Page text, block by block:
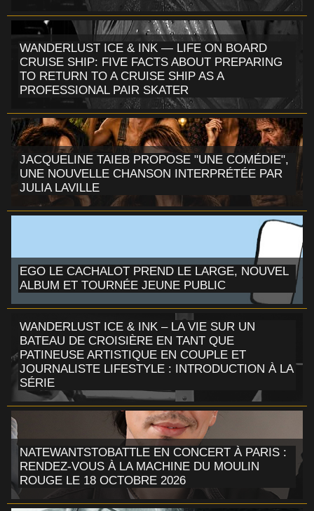
WANDERLUST ICE & INK — LIFE ON BOARD
CRUISE SHIP: FIVE FACTS ABOUT PREPARING
TO RETURN TO A CRUISE SHIP AS A
PROFESSIONAL PAIR SKATER
JACQUELINE TAIEB PROPOSE "UNE COMÉDIE",
UNE NOUVELLE CHANSON INTERPRÉTÉE PAR
JULIA LAVILLE
EGO LE CACHALOT PREND LE LARGE, NOUVEL
ALBUM ET TOURNÉE JEUNE PUBLIC
WANDERLUST ICE & INK – LA VIE SUR UN
BATEAU DE CROISIÈRE EN TANT QUE
PATINEUSE ARTISTIQUE EN COUPLE ET
JOURNALISTE LIFESTYLE : INTRODUCTION À LA
SÉRIE
NATEWANTSTOBATTLE EN CONCERT À PARIS :
RENDEZ-VOUS À LA MACHINE DU MOULIN
ROUGE LE 18 OCTOBRE 2026